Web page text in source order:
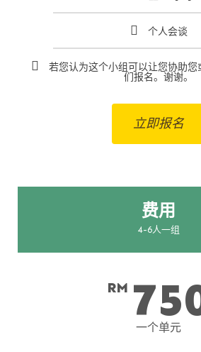
个人会谈
若您认为这个小组可以让您协助
们报名。谢谢。
立即报名
费用
4-6人一组
RM
一个单元